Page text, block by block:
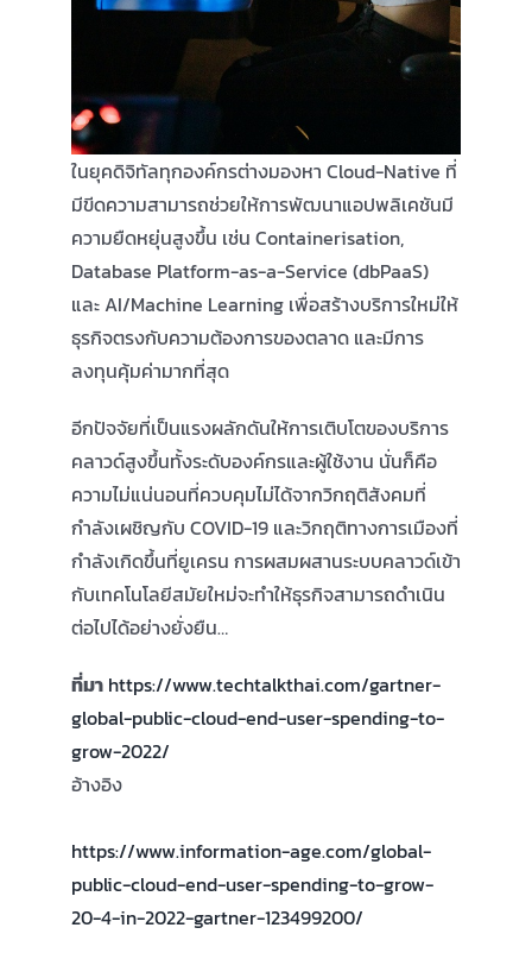
ในยุคดิจิทัลทุกองค์กรต่างมองหา Cloud-Native ที่
มีขีดความสามารถช่วยให้การพัฒนาแอปพลิเคชันมี
ความยืดหยุ่นสูงขึ้น เช่น Containerisation,
Database Platform-as-a-Service (dbPaaS)
และ AI/Machine Learning เพื่อสร้างบริการใหม่ให้
ธุรกิจตรงกับความต้องการของตลาด และมีการ
ลงทุนคุ้มค่ามากที่สุด
อีกปัจจัยที่เป็นแรงผลักดันให้การเติบโตของบริการ
คลาวด์สูงขึ้นทั้งระดับองค์กรและผู้ใช้งาน นั่นก็คือ
ความไม่แน่นอนที่ควบคุมไม่ได้จากวิกฤติสังคมที่
กำลังเผชิญกับ COVID-19 และวิกฤติทางการเมืองที่
กำลังเกิดขึ้นที่ยูเครน การผสมผสานระบบคลาวด์เข้า
กับเทคโนโลยีสมัยใหม่จะทำให้ธุรกิจสามารถดำเนิน
ต่อไปได้อย่างยั่งยืน…
ที่มา https://www.techtalkthai.com/gartner-
global-public-cloud-end-user-spending-to-
grow-2022/
อ้างอิง
https://www.information-age.com/global-
public-cloud-end-user-spending-to-grow-
20-4-in-2022-gartner-123499200/